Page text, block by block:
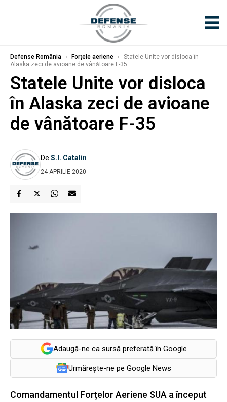
Defense România › Forțele aeriene ›
Statele Unite vor disloca în
Alaska zeci de avioane de vânătoare F-35
Statele Unite vor disloca
în Alaska zeci de avioane
de vânătoare F-35
De S.I. Catalin
24 APRILIE 2020
Adaugă-ne ca sursă preferată în Google
Urmărește-ne pe Google News
Comandamentul Forțelor Aeriene SUA a început